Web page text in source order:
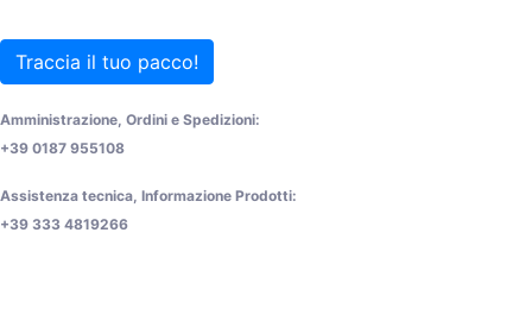
Traccia il tuo pacco!
Amministrazione, Ordini e Spedizioni:
+39 0187 955108
Assistenza tecnica, Informazione Prodotti:
+39 333 4819266